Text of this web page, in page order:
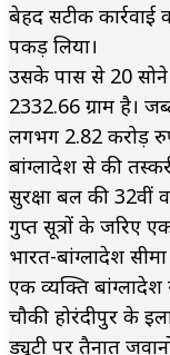
बेहद सटीक
पकड़ लिया।
उसके पास से 20
2332.66 ग्राम है।
लगभग 2.82 करोड़
बांग्लादेश से की
सुरक्षा बल की 32वीं
गुप्त सूत्रों के जरिए
भारत-बांग्लादेश
एक व्यक्ति
चौकी होरंदीपुर के
ड्यूटी पर तैनात